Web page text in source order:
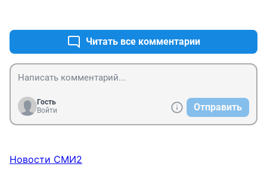
Читать все комментарии
Гость
Войти
Отправить
Новости СМИ2